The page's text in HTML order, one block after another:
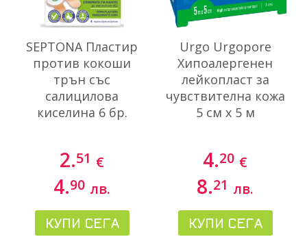
SEPTONA Пластир
против кокоши
трън със
салицилова
киселина 6 бр.
2.51 €
4.90 лв.
КУПИ СЕГА
Urgo Urgopore
Хипоалергенен
лейкопласт за
чувствителна кожа
5 см х 5 м
4.20 €
8.21 лв.
КУПИ СЕГА